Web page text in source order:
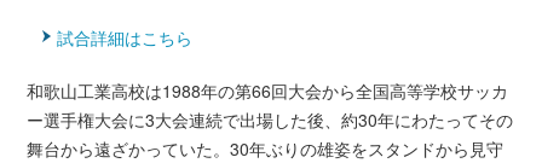
試合詳細はこちら
和歌山工業高校は1988年の第66回大会から全国高等学校サッカ
ー選手権大会に3大会連続で出場した後、約30年にわたってその
舞台から遠ざかっていた。30年ぶりの雄姿をスタンドから見守